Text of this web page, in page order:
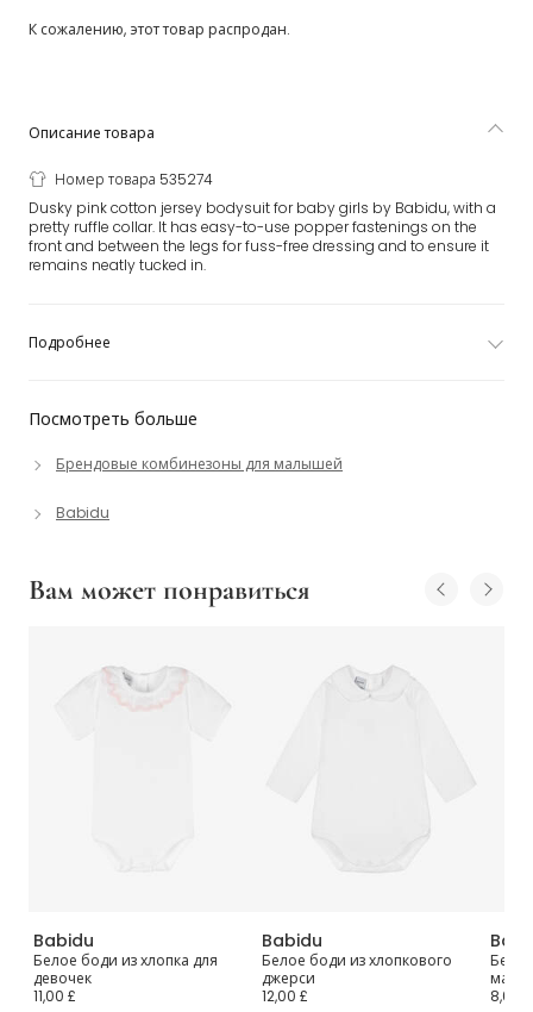
К сожалению, этот товар распродан.
Посмотреть больше
Брендовые комбинезоны для малышей
Babidu
Описание товара
Номер товара 535274
Dusky pink cotton jersey bodysuit for baby girls by Babidu, with a
pretty ruffle collar. It has easy-to-use popper fastenings on the
front and between the legs for fuss-free dressing and to ensure it
remains neatly tucked in.
Подробнее
Вам может понравиться
Babidu
Белое боди из хлопка для
девочек
11,00 £
Babidu
Белое боди из хлопкового
джерси
12,00 £
8,00 £